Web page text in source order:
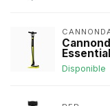
Essential
Disponible